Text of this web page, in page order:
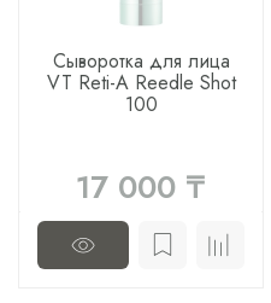
Сыворотка для лица
VT Reti-A Reedle Shot
100
17 000 ₸